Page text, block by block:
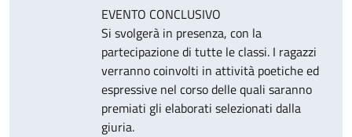
EVENTO CONCLUSIVO
Si svolgerà in presenza, con la
partecipazione di tutte le classi. I ragazzi
verranno coinvolti in attività poetiche ed
espressive nel corso delle quali saranno
premiati gli elaborati selezionati dalla
giuria.